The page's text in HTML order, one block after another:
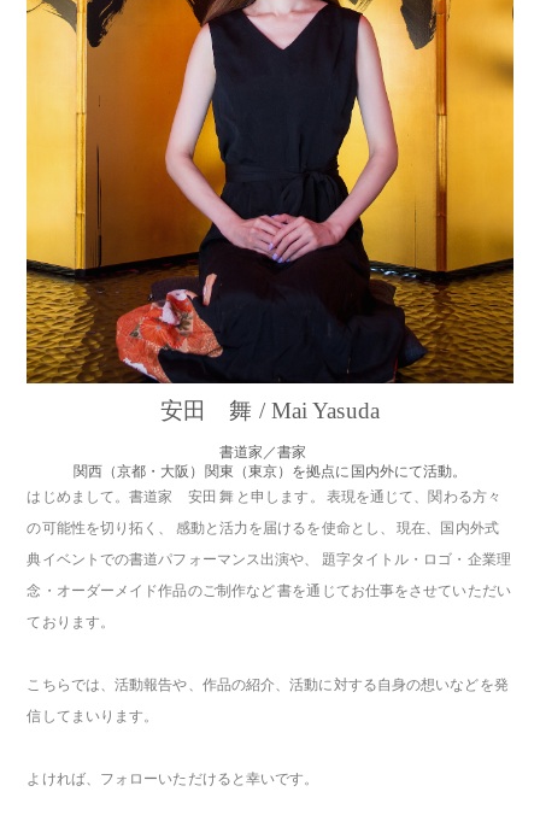
安田 舞 / Mai Yasuda
書道家／書家
関西（京都・大阪）関東（東京）を拠点に国内外にて活動。
はじめまして。書道家 安田 舞 と申します。 表現を通じて、関わる方々
の可能性を切り拓く、 感動と活力を届けるを使命とし、 現在、国内外式
典イベントでの書道パフォーマンス出演や、 題字タイトル・ロゴ・企業理
念・オーダーメイド作品のご制作など 書を通じてお仕事をさせていただい
ております。
こちらでは、活動報告や、作品の紹介、活動に対する自身の想いなどを発
信してまいります。
よければ、フォローいただけると幸いです。